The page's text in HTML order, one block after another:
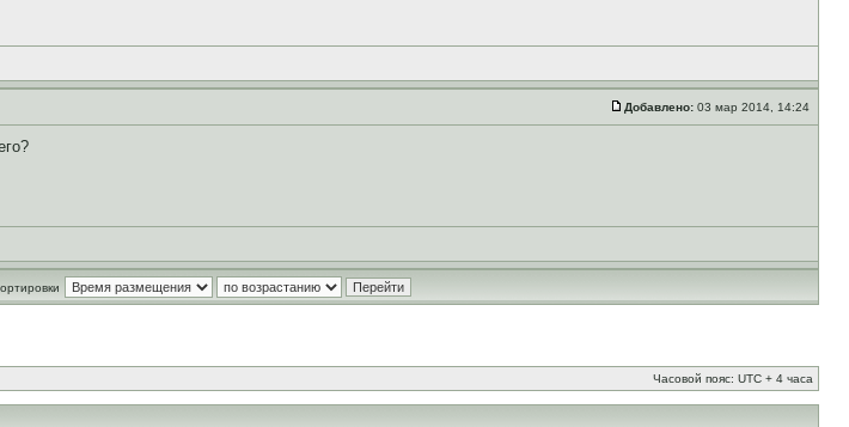
Добавлено: 03 мар 2014, 14:24
Часовой пояс: UTC + 4 часа